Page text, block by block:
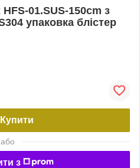
01.SUS-150cm з
упаковка блістер
Купити
або
з